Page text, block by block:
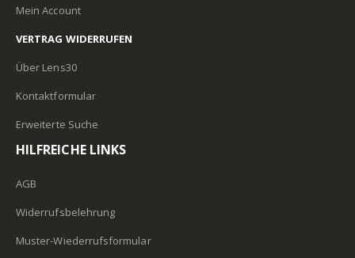
Mein Account
VERTRAG WIDERRUFEN
Über Lens30
Kontaktformular
Erweiterte Suche
HILFREICHE LINKS
AGB
Widerrufsbelehrung
Muster-Wiederrufsformular